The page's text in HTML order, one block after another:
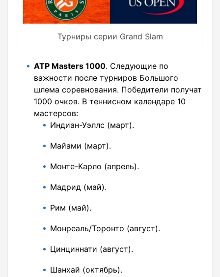
Турниры серии Grand Slam
ATP Masters 1000. Следующие по
важности после турниров Большого
шлема соревнования. Победители получат
1000 очков. В теннисном календаре 10
мастерсов:
Индиан-Уэллс (март).
Майами (март).
Монте-Карло (апрель).
Мадрид (май).
Рим (май).
Монреаль/Торонто (август).
Цинциннати (август).
Шанхай (октябрь).